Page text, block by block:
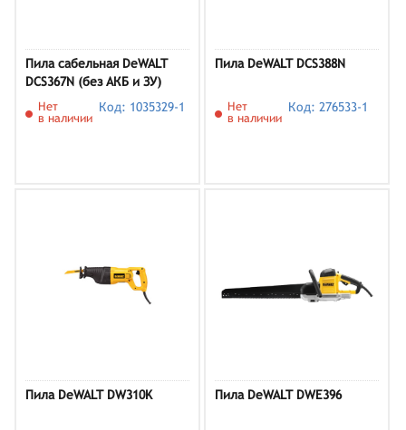
Пила сабельная DeWALT
DCS367N (без АКБ и ЗУ)
Нет
в наличии
Код: 1035329-1
Пила DeWALT DCS388N
Нет
в наличии
Код: 276533-1
Пила DeWALT DW310K Пила DeWALT DWE396